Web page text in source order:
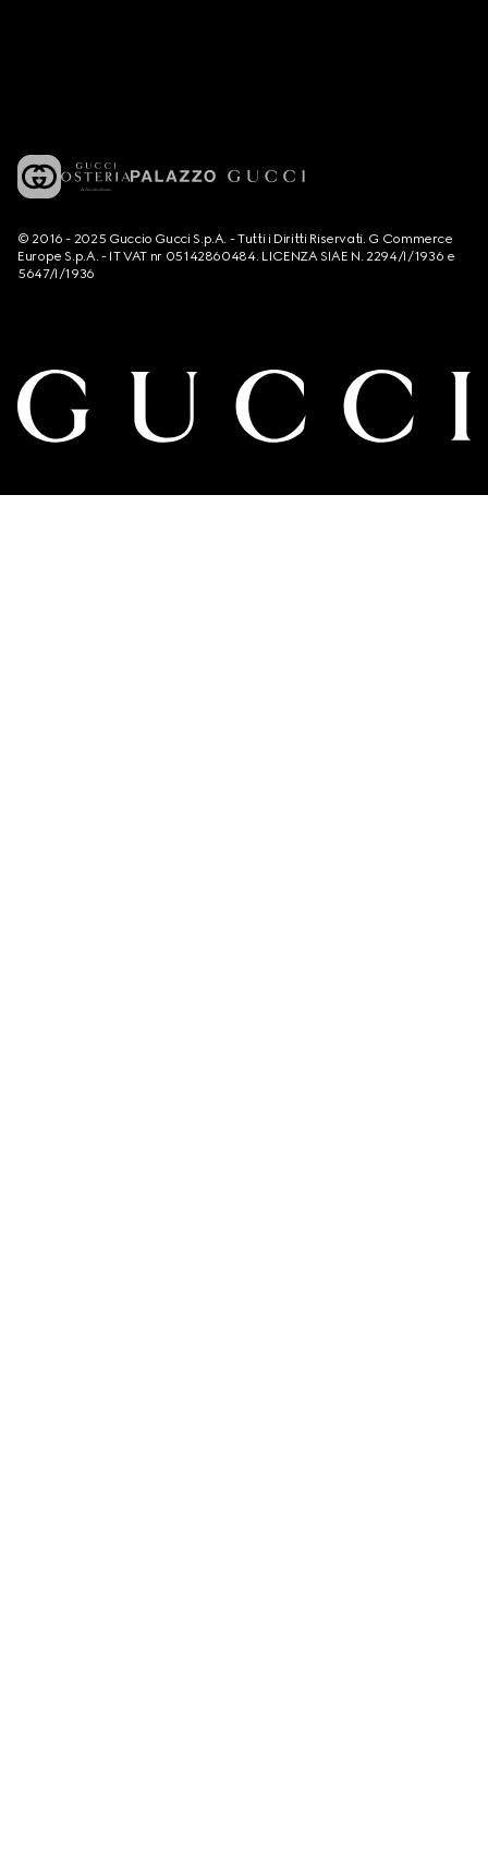
© 2016 - 2025 Guccio Gucci S.p.A. - Tutti i Diritti Riservati. G Commerce
Europe S.p.A. - IT VAT nr 05142860484. LICENZA SIAE N. 2294/I/1936 e
5647/I/1936